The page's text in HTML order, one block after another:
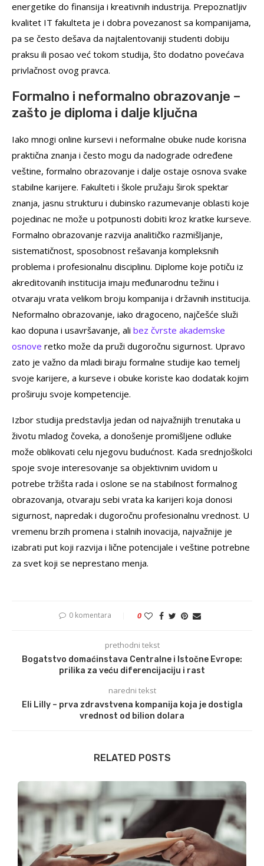
energetike do finansija i kreativnih industrija. Prepoznatljiv
kvalitet IT fakulteta je i dobra povezanost sa kompanijama,
pa se često dešava da najtalentovaniji studenti dobiju
praksu ili posao već tokom studija, što dodatno povećava
privlačnost ovog pravca.
Formalno i neformalno obrazovanje –
zašto je diploma i dalje ključna
Iako mnogi online kursevi i neformalne obuke nude korisna
praktična znanja i često mogu da nadograde određene
veštine, formalno obrazovanje i dalje ostaje osnova svake
stabilne karijere. Fakulteti i škole pružaju širok spektar
znanja, jasnu strukturu i dubinsko razumevanje oblasti koje
pojedinac ne može u potpunosti dobiti kroz kratke kurseve.
Formalno obrazovanje razvija analitičko razmišljanje,
sistematičnost, sposobnost rešavanja kompleksnih
problema i profesionalnu disciplinu. Diplome koje potiču iz
akreditovanih institucija imaju međunarodnu težinu i
otvaraju vrata velikom broju kompanija i državnih institucija.
Neformalno obrazovanje, iako dragoceno, najčešće služi
kao dopuna i usavršavanje, ali bez čvrste akademske
osnove retko može da pruži dugoročnu sigurnost. Upravo
zato je važno da mladi biraju formalne studije kao temelj
svoje karijere, a kurseve i obuke koriste kao dodatak kojim
proširuju svoje kompetencije.
Izbor studija predstavlja jedan od najvažnijih trenutaka u
životu mladog čoveka, a donošenje promišljene odluke
može oblikovati celu njegovu budućnost. Kada srednjoškolci
spojе svoje interesovanje sa objektivnim uvidom u
potrebe tržišta rada i oslonе se na stabilnost formalnog
obrazovanja, otvaraju sebi vrata ka karijeri koja donosi
sigurnost, napredak i dugoročnu profesionalnu vrednost. U
vremenu brzih promena i stalnih inovacija, najvažnije je
izabrati put koji razvija i lične potencijale i veštine potrebne
za svet koji se neprestano menja.
0 komentara 0
prethodni tekst
Bogatstvo domaćinstava Centralne i Istočne Evrope:
prilika za veću diferencijaciju i rast
naredni tekst
Eli Lilly – prva zdravstvena kompanija koja je dostigla
vrednost od bilion dolara
RELATED POSTS